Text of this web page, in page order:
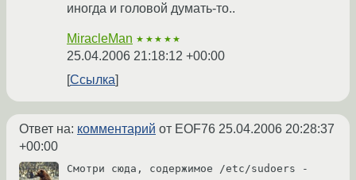
иногда и головой думать-то..
MiracleMan ★★★★★
25.04.2006 21:18:12 +00:00
Ссылка
Ответ на: комментарий от EOF76 25.04.2006 20:28:37
+00:00
Смотри сюда, содержимое /etc/sudoers -